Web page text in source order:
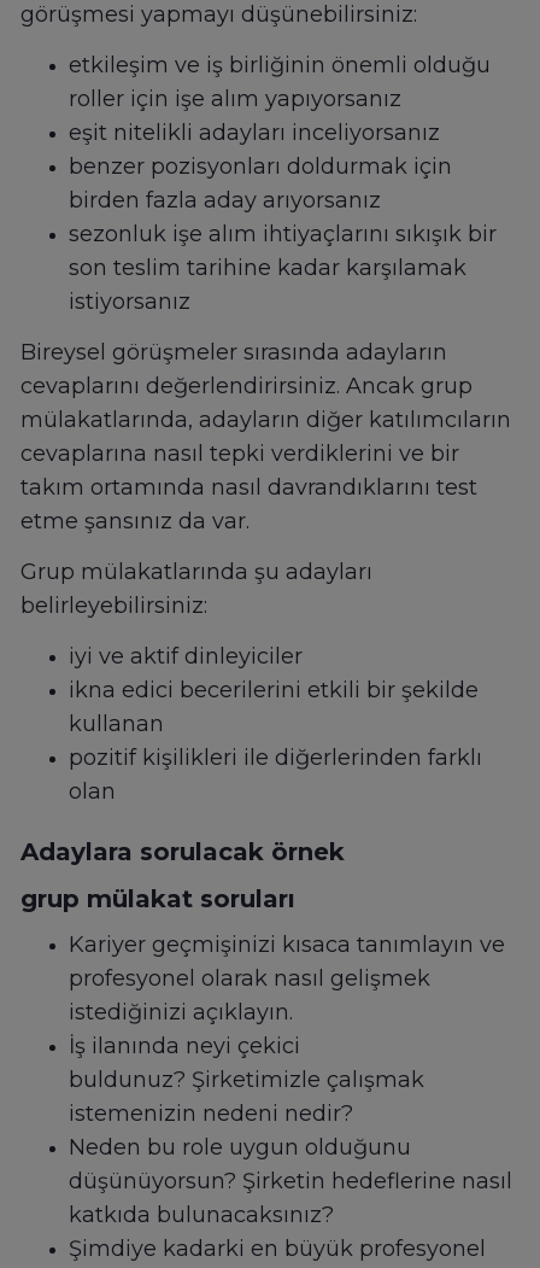
görüşmesi yapmayı düşünebilirsiniz:
etkileşim ve iş birliğinin önemli olduğu
roller için işe alım yapıyorsanız
eşit nitelikli adayları inceliyorsanız
benzer pozisyonları doldurmak için
birden fazla aday arıyorsanız
sezonluk işe alım ihtiyaçlarını sıkışık bir
son teslim tarihine kadar karşılamak
istiyorsanız
Bireysel görüşmeler sırasında adayların
cevaplarını değerlendirirsiniz. Ancak grup
mülakatlarında, adayların diğer katılımcıların
cevaplarına nasıl tepki verdiklerini ve bir
takım ortamında nasıl davrandıklarını test
etme şansınız da var.
Grup mülakatlarında şu adayları
belirleyebilirsiniz:
iyi ve aktif dinleyiciler
ikna edici becerilerini etkili bir şekilde
kullanan
pozitif kişilikleri ile diğerlerinden farklı
olan
Adaylara sorulacak örnek
grup mülakat soruları
Kariyer geçmişinizi kısaca tanımlayın ve
profesyonel olarak nasıl gelişmek
istediğinizi açıklayın.
İş ilanında neyi çekici
buldunuz? Şirketimizle çalışmak
istemenizin nedeni nedir?
Neden bu role uygun olduğunu
düşünüyorsun? Şirketin hedeflerine nasıl
katkıda bulunacaksınız?
Şimdiye kadarki en büyük profesyonel